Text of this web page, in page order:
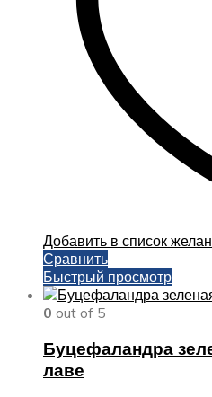
Добавить в список
Сравнить
Быстрый просмотр
0 out of 5
Буцефаландра
лаве